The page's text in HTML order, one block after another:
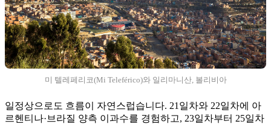
미 텔레페리코(Mi Teleférico)와 일리마니산, 볼리비아
일정상으로도 흐름이 자연스럽습니다. 21일차와 22일차에 아
르헨티나·브라질 양측 이과수를 경험하고, 23일차부터 25일차